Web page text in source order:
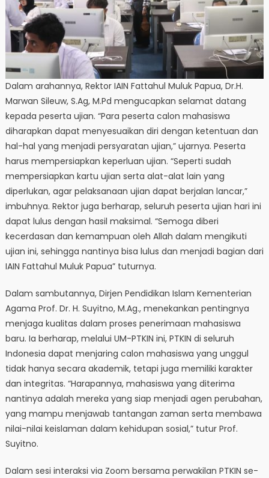
Dalam arahannya, Rektor IAIN Fattahul Muluk Papua, Dr.H.
Marwan Sileuw, S.Ag, M.Pd mengucapkan selamat datang
kepada peserta ujian. “Para peserta calon mahasiswa
diharapkan dapat menyesuaikan diri dengan ketentuan dan
hal-hal yang menjadi persyaratan ujian,” ujarnya. Peserta
harus mempersiapkan keperluan ujian. “Seperti sudah
mempersiapkan kartu ujian serta alat-alat lain yang
diperlukan, agar pelaksanaan ujian dapat berjalan lancar,”
imbuhnya. Rektor juga berharap, seluruh peserta ujian hari ini
dapat lulus dengan hasil maksimal. “Semoga diberi
kecerdasan dan kemampuan oleh Allah dalam mengikuti
ujian ini, sehingga nantinya bisa lulus dan menjadi bagian dari
IAIN Fattahul Muluk Papua” tuturnya.
Dalam sambutannya, Dirjen Pendidikan Islam Kementerian
Agama Prof. Dr. H. Suyitno, M.Ag., menekankan pentingnya
menjaga kualitas dalam proses penerimaan mahasiswa
baru. Ia berharap, melalui UM-PTKIN ini, PTKIN di seluruh
Indonesia dapat menjaring calon mahasiswa yang unggul
tidak hanya secara akademik, tetapi juga memiliki karakter
dan integritas. “Harapannya, mahasiswa yang diterima
nantinya adalah mereka yang siap menjadi agen perubahan,
yang mampu menjawab tantangan zaman serta membawa
nilai-nilai keislaman dalam kehidupan sosial,” tutur Prof.
Suyitno.
Dalam sesi interaksi via Zoom bersama perwakilan PTKIN se-